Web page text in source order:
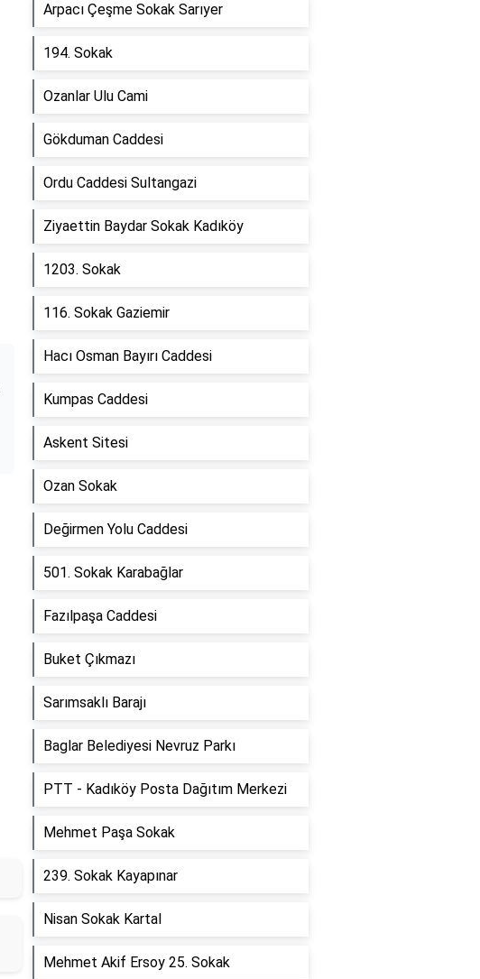
Arpacı Çeşme Sokak Sarıyer
194. Sokak
Ozanlar Ulu Cami
Gökduman Caddesi
Ordu Caddesi Sultangazi
Ziyaettin Baydar Sokak Kadıköy
1203. Sokak
116. Sokak Gaziemir
Hacı Osman Bayırı Caddesi
Kumpas Caddesi
Askent Sitesi
Ozan Sokak
Değirmen Yolu Caddesi
501. Sokak Karabağlar
Fazılpaşa Caddesi
Buket Çıkmazı
Sarımsaklı Barajı
Baglar Belediyesi Nevruz Parkı
PTT - Kadıköy Posta Dağıtım Merkezi
Mehmet Paşa Sokak
239. Sokak Kayapınar
Nisan Sokak Kartal
Mehmet Akif Ersoy 25. Sokak